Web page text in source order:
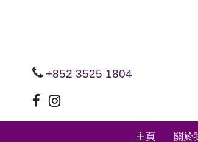
+852 3525 1804
主頁 關於